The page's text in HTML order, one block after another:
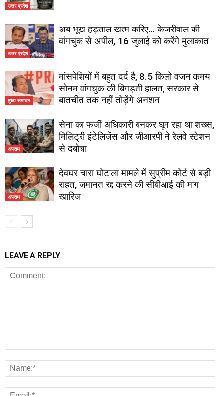
उत्तर प्रदेश
उत्तर प्रदेश
अब भूख हड़ताल खत्म करिए… केजरीवाल की
वांगचुक से अपील, 16 जुलाई को करेंगे मुलाकात
मुख्य समाचार
मांसपेशियों में बहुत दर्द है, 8.5 किलो वजन कमय
सोनम वांगचुक की बिगड़ती हालत, सरकार से
बातचीत तक नहीं तोड़ेंगे अनशन
अपराध
सेना का फर्जी अधिकारी बनकर घूम रहा था शख्स,
मिलिट्री इंटेलिजेंस और जीआरपी ने रेलवे स्टेशन
से दबोचा
अपराध
देवघर चारा घोटाला मामले में सुप्रीम कोर्ट से बड़ी
राहत, जमानत रद्द करने की सीबीआई की मांग
खारिज
LEAVE A REPLY